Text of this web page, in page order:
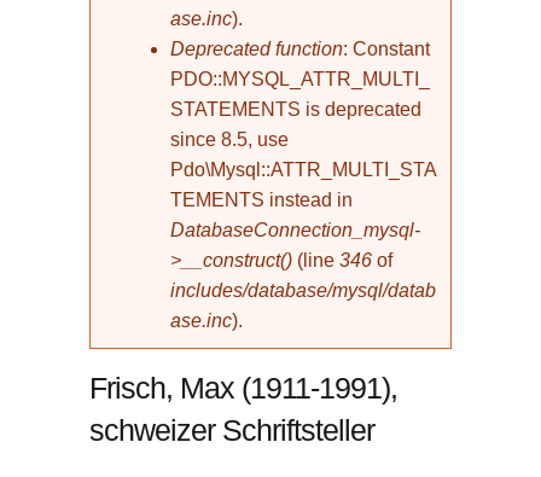
ase.inc).
Deprecated function: Constant
PDO::MYSQL_ATTR_MULTI_
STATEMENTS is deprecated
since 8.5, use
Pdo\Mysql::ATTR_MULTI_STA
TEMENTS instead in
DatabaseConnection_mysql-
>__construct() (line 346 of
includes/database/mysql/datab
ase.inc).
Frisch, Max (1911-1991),
schweizer Schriftsteller